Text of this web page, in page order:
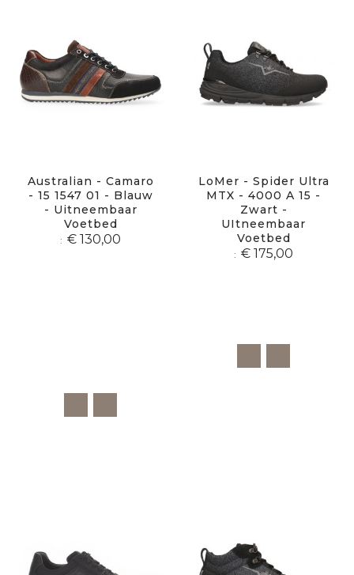
Australian - Camaro
- 15 1547 01 - Blauw
- Uitneembaar
Voetbed
€ 130,00
LoMer - Spider Ultra
MTX - 4000 A 15 -
Zwart -
UItneembaar
Voetbed
€ 175,00